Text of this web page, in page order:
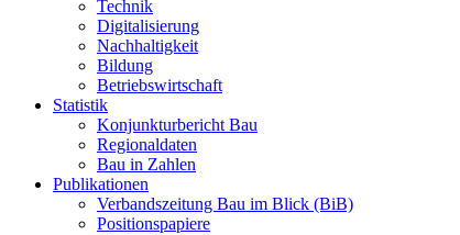
Technik
Digitalisierung
Nachhaltigkeit
Bildung
Betriebswirtschaft
Statistik
Konjunkturbericht Bau
Regionaldaten
Bau in Zahlen
Publikationen
Verbandszeitung Bau im Blick (BiB)
Positionspapiere